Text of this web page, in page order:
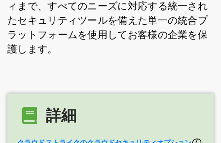
ィまで、すべてのニーズに対応する統一され
たセキュリティツールを備えた単一の統合プ
ラットフォームを使用してお客様の企業を保
護します。
詳細